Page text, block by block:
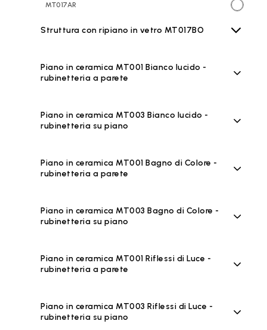
MT017AR
Struttura con ripiano in vetro MT017BO
Piano in ceramica MT001 Bianco lucido -
rubinetteria a parete
Piano in ceramica MT003 Bianco lucido -
rubinetteria su piano
Piano in ceramica MT001 Bagno di Colore -
rubinetteria a parete
Piano in ceramica MT003 Bagno di Colore -
rubinetteria su piano
Piano in ceramica MT001 Riflessi di Luce -
rubinetteria a parete
Piano in ceramica MT003 Riflessi di Luce -
rubinetteria su piano